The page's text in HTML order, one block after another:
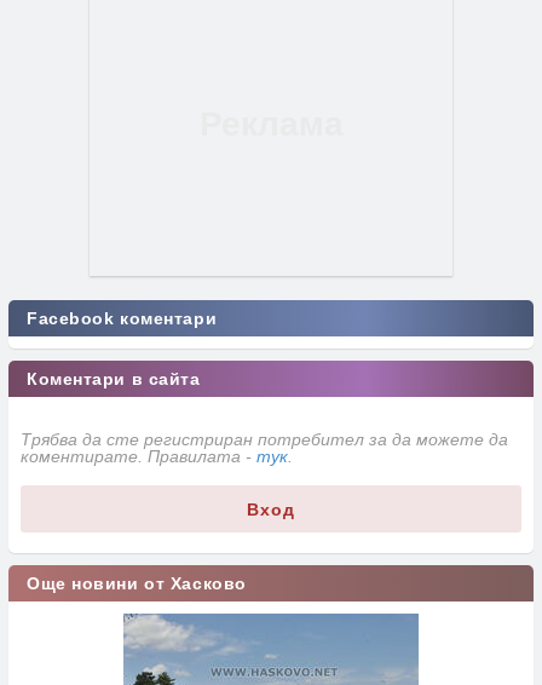
Facebook коментари
Коментари в сайта
Трябва да сте регистриран потребител за да можете да
коментирате. Правилата - тук
Вход
Още новини от Хасково